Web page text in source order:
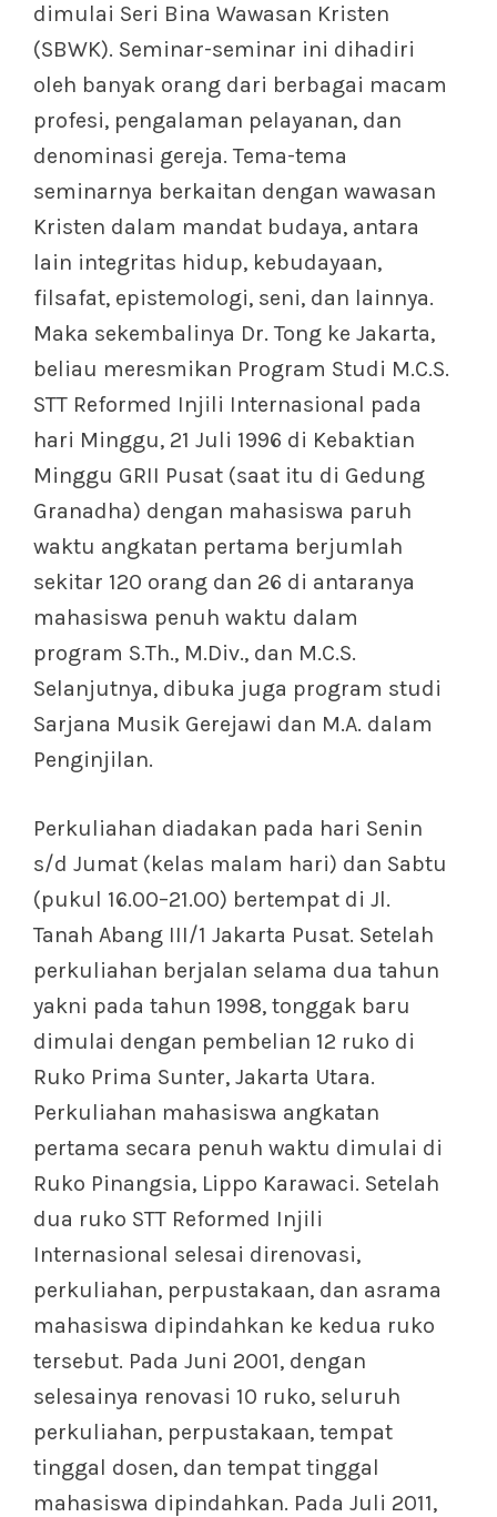
dimulai Seri Bina Wawasan Kristen
(SBWK). Seminar-seminar ini dihadiri
oleh banyak orang dari berbagai macam
profesi, pengalaman pelayanan, dan
denominasi gereja. Tema-tema
seminarnya berkaitan dengan wawasan
Kristen dalam mandat budaya, antara
lain integritas hidup, kebudayaan,
filsafat, epistemologi, seni, dan lainnya.
Maka sekembalinya Dr. Tong ke Jakarta,
beliau meresmikan Program Studi M.C.S.
STT Reformed Injili Internasional pada
hari Minggu, 21 Juli 1996 di Kebaktian
Minggu GRII Pusat (saat itu di Gedung
Granadha) dengan mahasiswa paruh
waktu angkatan pertama berjumlah
sekitar 120 orang dan 26 di antaranya
mahasiswa penuh waktu dalam
program S.Th., M.Div., dan M.C.S.
Selanjutnya, dibuka juga program studi
Sarjana Musik Gerejawi dan M.A. dalam
Penginjilan.
Perkuliahan diadakan pada hari Senin
s/d Jumat (kelas malam hari) dan Sabtu
(pukul 16.00–21.00) bertempat di Jl.
Tanah Abang III/1 Jakarta Pusat. Setelah
perkuliahan berjalan selama dua tahun
yakni pada tahun 1998, tonggak baru
dimulai dengan pembelian 12 ruko di
Ruko Prima Sunter, Jakarta Utara.
Perkuliahan mahasiswa angkatan
pertama secara penuh waktu dimulai di
Ruko Pinangsia, Lippo Karawaci. Setelah
dua ruko STT Reformed Injili
Internasional selesai direnovasi,
perkuliahan, perpustakaan, dan asrama
mahasiswa dipindahkan ke kedua ruko
tersebut. Pada Juni 2001, dengan
selesainya renovasi 10 ruko, seluruh
perkuliahan, perpustakaan, tempat
tinggal dosen, dan tempat tinggal
mahasiswa dipindahkan. Pada Juli 2011,